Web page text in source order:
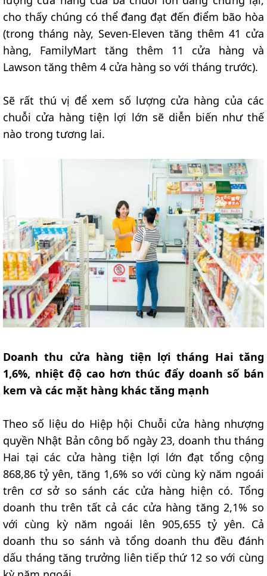
cho thấy chúng có thể đang đạt đến điểm bão hòa
(trong tháng này, Seven-Eleven tăng thêm 41 cửa
hàng, FamilyMart tăng thêm 11 cửa hàng và
Lawson tăng thêm 4 cửa hàng so với tháng trước).
Sẽ rất thú vị để xem số lượng cửa hàng của các
chuỗi cửa hàng tiện lợi lớn sẽ diễn biến như thế
nào trong tương lai.
Doanh thu cửa hàng tiện lợi tháng Hai tăng
1,6%, nhiệt độ cao hơn thúc đẩy doanh số bán
kem và các mặt hàng khác tăng mạnh
Theo số liệu do Hiệp hội Chuỗi cửa hàng nhượng
quyền Nhật Bản công bố ngày 23, doanh thu tháng
Hai tại các cửa hàng tiện lợi lớn đạt tổng cộng
868,86 tỷ yên, tăng 1,6% so với cùng kỳ năm ngoái
trên cơ sở so sánh các cửa hàng hiện có. Tổng
doanh thu trên tất cả các cửa hàng tăng 2,1% so
với cùng kỳ năm ngoái lên 905,655 tỷ yên. Cả
doanh thu so sánh và tổng doanh thu đều đánh
dấu tháng tăng trưởng liên tiếp thứ 12 so với cùng